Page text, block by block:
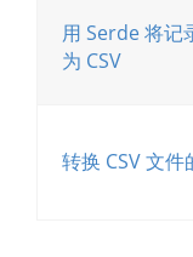
用 Serde 将记
为 CSV
转换 CSV 文件